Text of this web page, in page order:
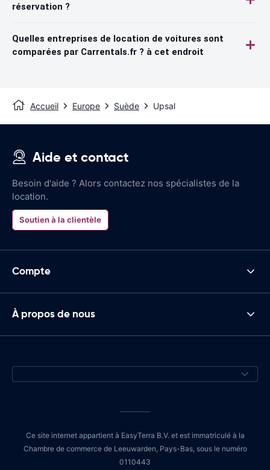
réservation ?
Quelles entreprises de location de voitures sont
comparées par Carrentals.fr ? à cet endroit
Accueil Europe Suède Upsal
Aide et contact
Besoin d'aide ? Alors contactez nos spécialistes de la
location.
Soutien à la clientèle
Compte
À propos de nous
Ce site internet appartient à EasyTerra B.V. et est immatriculé à la
Chambre de commerce de Leeuwarden, Pays-Bas, sous le numéro
0110443